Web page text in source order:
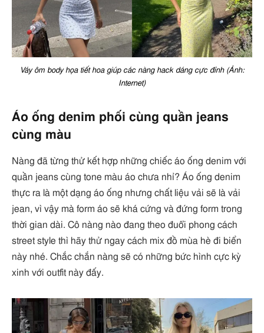
Váy ôm body họa tiết hoa giúp các nàng hack dáng cực đỉnh (Ảnh:
Internet)
Áo ống denim phối cùng quần jeans
cùng màu
Nàng đã từng thử kết hợp những chiếc áo ống denim với
quần jeans cùng tone màu áo chưa nhỉ? Áo ống denim
thực ra là một dạng áo ống nhưng chất liệu vải sẽ là vải
jean, vì vậy mà form áo sẽ khá cứng và đứng form trong
thời gian dài. Cô nàng nào đang theo đuổi phong cách
street style thì hãy thử ngay cách mix đồ mùa hè đi biển
này nhé. Chắc chắn nàng sẽ có những bức hình cực kỳ
xinh với outfit này đấy.